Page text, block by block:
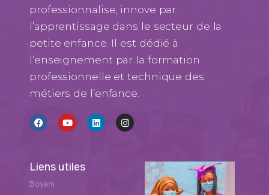
professionnalise, innove par
l’apprentissage dans le secteur de la
petite enfance. Il est dédié à
l’enseignement par la formation
professionnelle et technique des
métiers de l’enfance.
Liens utiles
Boyam